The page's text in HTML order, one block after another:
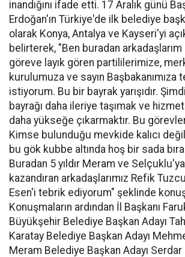
inandığını ifade etti. 17 Aralık günü
Erdoğan'ın Türkiye'de ilk belediye
olarak Konya, Antalya ve Kayseri'yi
belirterek, "Ben buradan arkadaşlarım
göreve layık gören partililerimize,
kurulumuza ve sayın
istiyorum. Bu bir bayrak yarışıdır.
bayrağı daha ileriye taşımak ve hizmet
daha yükseğe çıkarmaktır. Bu
Kimse bulunduğu mevkide kalıcı
bu gök kubbe altında hoş bir sada
Buradan 5 yıldır Meram ve
kazandıran arkadaşlarımız Refik
Esen'i tebrik ediyorum" şeklinde
Konuşmaların ardından İl Başkanı
Büyükşehir Belediye Başkan Adayı
Karatay Belediye Başkan Adayı
Meram Belediye Başkan Adayı Serdar